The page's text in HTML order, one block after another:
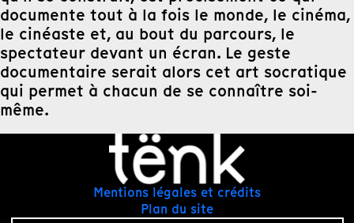
documente tout à la fois le monde, le cinéma,
le cinéaste et, au bout du parcours, le
spectateur devant un écran. Le geste
documentaire serait alors cet art socratique
qui permet à chacun de se connaître soi-
même.
Mentions légales et crédits
Plan du site